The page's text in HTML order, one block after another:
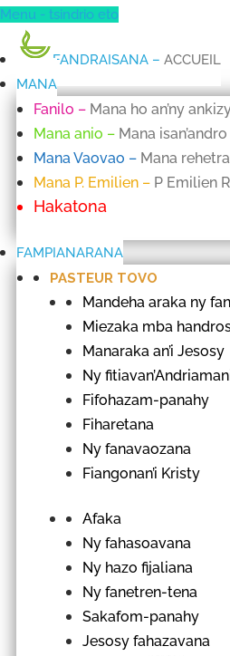
Menu - tsindrio eto
FANDRAISANA – ACCUEIL
MANA
Fanilo – Mana ho an’ny
Mana anio – Mana isan’andro
Mana Vaovao – Mana rehetra
Mana P. Emilien – P Emilien
Hakatona
FAMPIANARANA
PASTEUR TOVO
Mandeha araka ny
Miezaka mba
Manaraka an’i Jesosy
Ny
Fifohazam-panahy
Fiharetana
Ny fanavaozana
Fiangonan’i Kristy
Afaka
Ny fahasoavana
Ny hazo fijaliana
Ny fanetren-tena
Sakafom-panahy
Jesosy fahazavana